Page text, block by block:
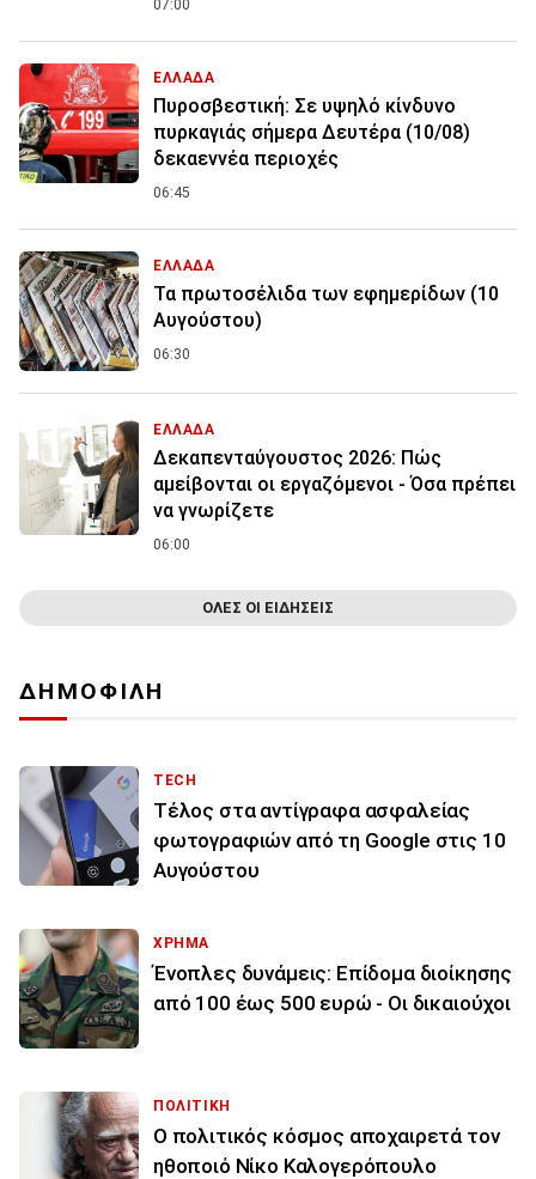
07:00
ΕΛΛΑΔΑ
Πυροσβεστική: Σε υψηλό κίνδυνο
πυρκαγιάς σήμερα Δευτέρα (10/08)
δεκαεννέα περιοχές
06:45
ΕΛΛΑΔΑ
Τα πρωτοσέλιδα των εφημερίδων (10
Αυγούστου)
06:30
ΕΛΛΑΔΑ
Δεκαπενταύγουστος 2026: Πώς
αμείβονται οι εργαζόμενοι - Όσα πρέπει
να γνωρίζετε
06:00
ΟΛΕΣ ΟΙ ΕΙΔΗΣΕΙΣ
ΔΗΜΟΦΙΛΗ
TECH
Τέλος στα αντίγραφα ασφαλείας
φωτογραφιών από τη Google στις 10
Αυγούστου
ΧΡΗΜΑ
Ένοπλες δυνάμεις: Επίδομα διοίκησης
από 100 έως 500 ευρώ - Οι δικαιούχοι
ΠΟΛΙΤΙΚΗ
Ο πολιτικός κόσμος αποχαιρετά τον
ηθοποιό Νίκο Καλογερόπουλο